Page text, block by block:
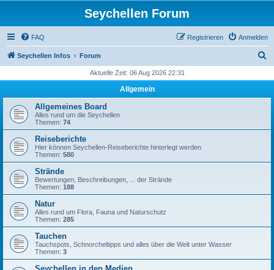
Seychellen Forum
FAQ Anmelden
Registrieren
Seychellen Infos Forum
h
Aktuelle Zeit: 06 Aug 2026 22:31
Allgemein
Allgemeines Board
Alles rund um die Seychellen
Themen: 74
Reiseberichte
Hier können Seychellen-Reiseberichte hinterlegt werden
Themen: 580
Strände
Bewertungen, Beschreibungen, ... der Strände
Themen: 188
Natur
Alles rund um Flora, Fauna und Naturschutz
Themen: 285
Tauchen
Tauchspots, Schnorcheltipps und alles über die Welt unter Wasser
Themen: 3